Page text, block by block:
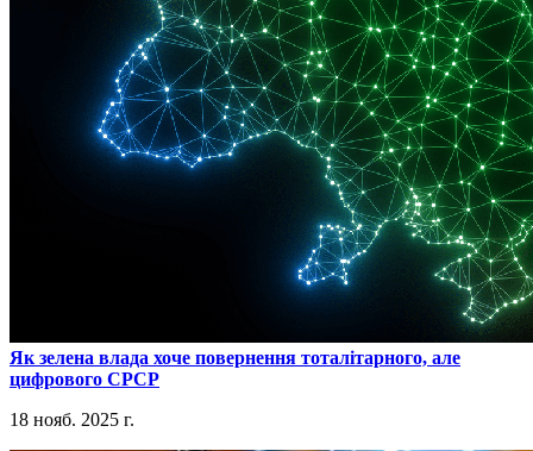
​Як зелена влада хоче повернення тоталітарного, але
цифрового СРСР
18 нояб. 2025 г.